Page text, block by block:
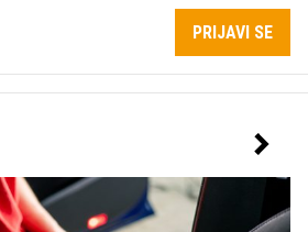
PRIJAVI SE